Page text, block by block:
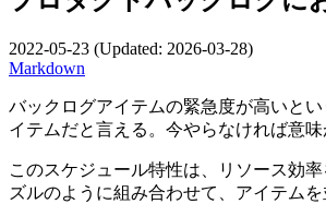
2022-05-23 (Updated: 2026-03-28)
Markdown
バックログアイテムの緊急度が高いと
イテムだと言える。今やらなければ意
このスケジュール特性は、リソース効
ズルのように組み合わせて、アイテム